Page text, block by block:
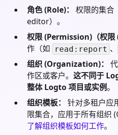
角色 (Role)：
权限的集合
editor）。
权限 (Permission)（权限
作（如
read:report 、
组织 (Organization)：
作区或客户。 这不同于
整体 Logto 项目或实例。
组织模板：
针对多租户应
限集合，应用于所有组织
了解组织模板如何工作。